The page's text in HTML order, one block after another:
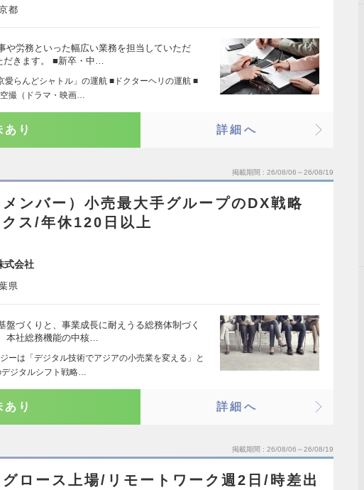
都
や労務といった幅広い業務を担当していただ
だきます。 ■新卒・中…
愛らんどシャトル」の運航 ■ドクターヘリの運航 ■
撮（ドラマ・映画…
あり 詳細へ
掲載期間 26/08/06～26/08/19
メンバー）小売最大手グループのDX戦略
ス/年休120日以上
式会社
県
盤づくりと、事業成長に耐えうる総務体制づく
本社総務機能の中核…
ーは「デジタル技術でアジアの小売業を変える」と
ジタルシフト戦略…
あり 詳細へ
掲載期間 26/08/06～26/08/19
グロース上場/リモートワーク週2日/時差出